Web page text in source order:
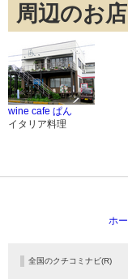
周辺のお
wine cafe ぱん
イタリア料理
ホ
全国のクチコミナビ(R)